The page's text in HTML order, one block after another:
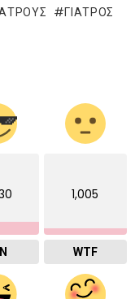
ΓΙΑΤΡΟΣ
1,005
WTF